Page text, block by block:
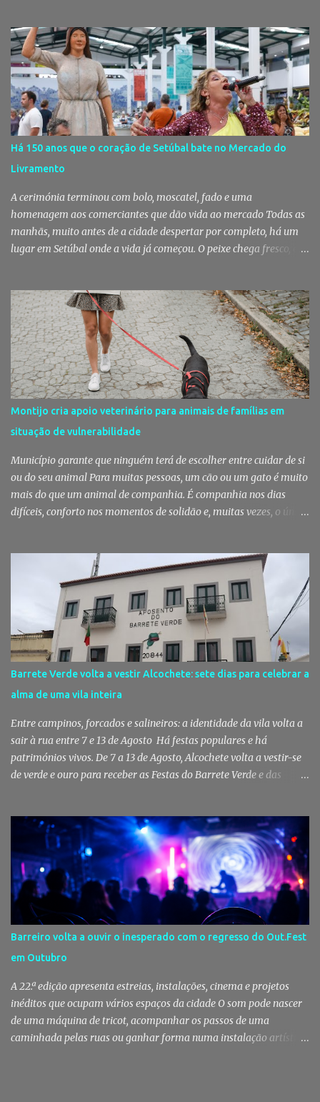
militares da Guarda. Patrulhamento da GNR termina com
detenção por furto A detenção ocorreu no dia 4 de Agosto, - mas
divulgada só nesta quinta-feira - numa ação desenvolvida pelo
Posto Territorial de Pinhal Novo. Segundo a GNR, "no âmbito de
uma ação de patrulhamento, os militares da Guarda detetaram
uma viatura estacionada num local referenciado pela prática de
furtos e pelo consumo de estupefacientes", circunstância que
motivou a realização de diligências policiais. Foi no decorrer
dessas ações que os militares localizaram um suspeito no interior
de um edifício público. Apanhado em flagrante De ...
Há 150 anos que o coração de Setúbal bate no Mercado do
Livramento
A cerimónia terminou com bolo, moscatel, fado e uma
homenagem aos comerciantes que dão vida ao mercado Todas as
manhãs, muito antes de a cidade despertar por completo, há um
lugar em Setúbal onde a vida já começou. O peixe chega fresco, os
fruta, das ervas e do pão acabado de cozer. Há 150 anos que esta
rotina se repete no Mercado do Livramento, um espaço que
continua a ser muito mais do que um mercado: é um dos maiores
símbolos da identidade setubalense. Mercado celebrou 150 anos
no último dia de Julho Foi considerado pela revista norte-
americana USA Today um dos melhores mercados de peixe do
mundo. Mas, para os setubalenses, o Mercado do Livramento vale
muito mais do que qualquer distinção internacional. O Mercado do
Livramento assinalou, no dia 31 de Julho, os 150 anos de existência
com uma cerimónia comemorativa na qual a Câmara Municipal
de Setúbal desta...
Montijo cria apoio veterinário para animais de famílias em
situação de vulnerabilidade
Município garante que ninguém terá de escolher entre cuidar de si
ou do seu animal Para muitas pessoas, um cão ou um gato é muito
mais do que um animal de companhia. É companhia nos dias
difíceis, conforto nos momentos de solidão e, muitas vezes, o único
garantir cuidados básicos de saúde aos animais pertencentes a
utentes do Centro de Acolhimento de Emergência Social,
reforçando simultaneamente a proteção animal e o apoio às
pessoas em situação de maior vulnerabilidade. Cuidados de saúde
a animais de companhia de utentes do CAES A Câmara Municipal
do Montijo aprovou, por unanimidade, na reunião de 22 de Julho,
a celebração de um protocolo de colaboração com a União
Mutualista Nossa Senhora da Conceição, destinado a assegurar
assistência veterinária básica aos animais de companhia dos
utentes do Centro de Acolhimento de Emergência Social (CAES 2.0).
Segundo a ...
Barrete Verde volta a vestir Alcochete: sete dias para celebrar a
alma de uma vila inteira
Entre campinos, forcados e salineiros: a identidade da vila volta a
sair à rua entre 7 e 13 de Agosto Há festas populares e há
patrimónios vivos. De 7 a 13 de Agosto, Alcochete volta a vestir-se
de verde e ouro para receber as Festas do Barrete Verde e das
Fernando Correia Marques e Luís Sequeira lideram o cartaz
musical, mas são o campino, o salineiro, o forcado e a ligação ao
Tejo que continuam a dar alma a uma celebração que atravessa
gerações e faz da vila um dos destinos mais emblemáticos do
verão português. Aposento do Barrete Verde continua a fazer
acontecer a Festa Há um momento em que Alcochete deixa de
viver apenas junto ao rio para passar a viver com o rio. A partir
daí, o som das ruas muda, as varandas enchem-se de verde, o
cheiro da sardinha assada mistura-se com a brisa do estuário e
milhares de pessoas regressam à vila para celebrar aqu...
Barreiro volta a ouvir o inesperado com o regresso do Out.Fest
em Outubro
A 22.ª edição apresenta estreias, instalações, cinema e projetos
inéditos que ocupam vários espaços da cidade O som pode nascer
de uma máquina de tricot, acompanhar os passos de uma
caminhada pelas ruas ou ganhar forma numa instalação artística.